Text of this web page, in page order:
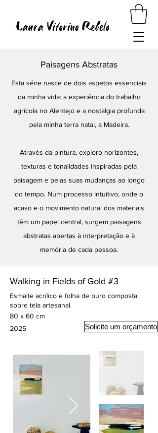
Paisagens Abstratas
Esta série nasce de dois aspetos essenciais
da minha vida: a experiência do trabalho
agrícola no Alentejo e a nostalgia profunda
pela minha terra natal, a Madeira.
Através da pintura, exploro horizontes,
texturas e tonalidades inspiradas pela
paisagem e pelas suas mudanças ao longo
do tempo. Num processo intuitivo, onde o
acaso e o movimento natural dos materiais
têm um papel central, surgem paisagens
abstratas abertas à interpretação e à
memória de cada pessoa.
Walking in Fields of Gold #3
Esmalte acrílico e folha de ouro composta
sobre tela artesanal.
80 x 60 cm
2025
Solicite um orçamento